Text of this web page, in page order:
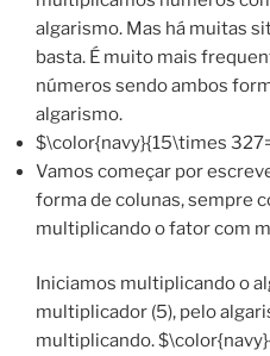
algarismo. Mas há muitas
basta. É muito mais
números sendo ambos
algarismo.
$\color{navy}{15\times
Vamos começar por
forma de colunas, sempre
multiplicando o fator com
Iniciamos multiplicando o
multiplicador (5), pelo
multiplicando.